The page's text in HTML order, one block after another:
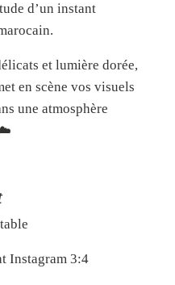
d’un instant
et lumière dorée,
en scène vos visuels
une atmosphère
Instagram 3:4